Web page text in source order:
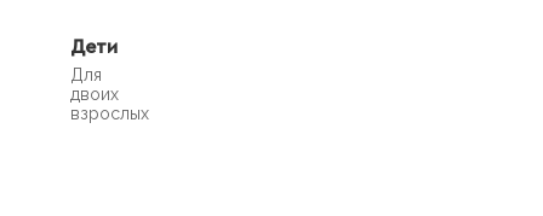
Дети
Для
двоих
взрослых